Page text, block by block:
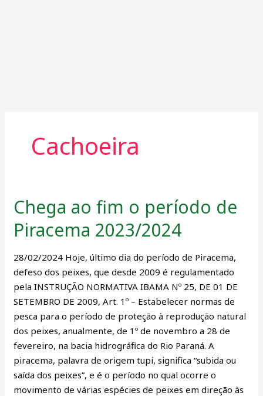
Cachoeira
Chega ao fim o período de
Piracema 2023/2024
28/02/2024 Hoje, último dia do período de Piracema,
defeso dos peixes, que desde 2009 é regulamentado
pela INSTRUÇÃO NORMATIVA IBAMA Nº 25, DE 01 DE
SETEMBRO DE 2009, Art. 1º – Estabelecer normas de
pesca para o período de proteção à reprodução natural
dos peixes, anualmente, de 1º de novembro a 28 de
fevereiro, na bacia hidrográfica do Rio Paraná. A
piracema, palavra de origem tupi, significa “subida ou
saída dos peixes”, e é o período no qual ocorre o
movimento de várias espécies de peixes em direção às
Chega
ao
fim
período
de
Piracema
2023/2024